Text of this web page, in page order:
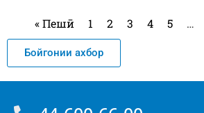
« Пешӣ 1 2 3 4 5 …
Бойгонии ахбор